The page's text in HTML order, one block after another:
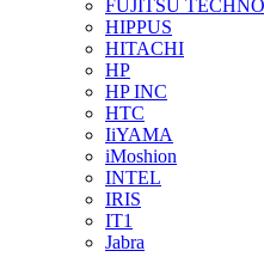
FUJITSU
HIPPUS
HITACHI
HP
HP INC
HTC
IiYAMA
iMoshion
INTEL
IRIS
IT1
Jabra